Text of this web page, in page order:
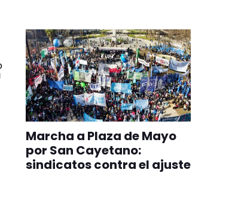
Marcha a Plaza de Mayo
por San Cayetano:
sindicatos contra el ajuste